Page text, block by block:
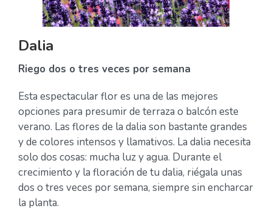
Dalia
Riego dos o tres veces por semana
Esta espectacular flor es una de las mejores
opciones para presumir de terraza o balcón este
verano. Las flores de la dalia son bastante grandes
y de colores intensos y llamativos. La dalia necesita
solo dos cosas: mucha luz y agua. Durante el
crecimiento y la floración de tu dalia, riégala unas
dos o tres veces por semana, siempre sin encharcar
la planta.